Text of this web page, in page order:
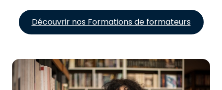
Découvrir nos Formations de formateurs